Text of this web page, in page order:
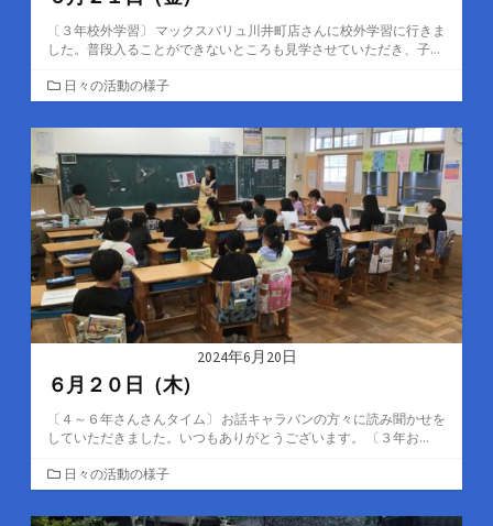
〔３年校外学習〕 マックスバリュ川井町店さんに校外学習に行きま
した。普段入ることができないところも見学させていただき、子...
カ
テ
ゴ
ー
日々の活動の様子
2024年6月20日
６月２０日（木）
〔４～６年さんさんタイム〕 お話キャラバンの方々に読み聞かせを
していただきました。いつもありがとうございます。 〔３年お...
カ
テ
ゴ
日々の活動の様子